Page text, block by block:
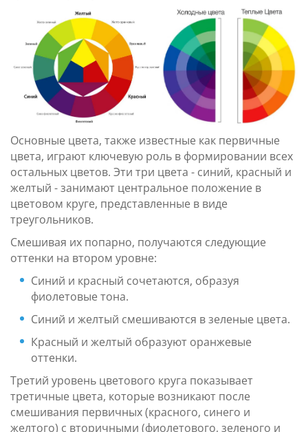
Основные цвета, также известные как первичные
цвета, играют ключевую роль в формировании всех
остальных цветов. Эти три цвета - синий, красный и
желтый - занимают центральное положение в
цветовом круге, представленные в виде
треугольников.
Смешивая их попарно, получаются следующие
оттенки на втором уровне:
Синий и красный сочетаются, образуя
фиолетовые тона.
Синий и желтый смешиваются в зеленые цвета.
Красный и желтый образуют оранжевые
оттенки.
Третий уровень цветового круга показывает
третичные цвета, которые возникают после
смешивания первичных (красного, синего и
желтого) с вторичными (фиолетового, зеленого и